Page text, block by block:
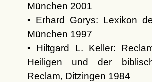
München 2001
• Erhard Gorys: Lexikon
München 1997
• Hiltgard L. Keller:
Heiligen und der
Reclam, Ditzingen 1984